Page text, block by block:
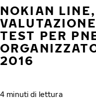
NOKIAN
TEST PER
2016
4 minuti di lettura